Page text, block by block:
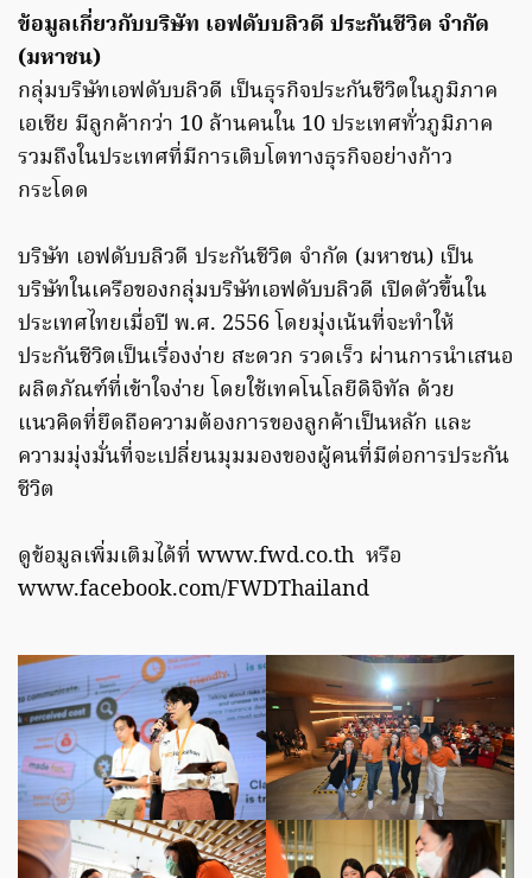
ข้อมูลเกี่ยวกับบริษัท เอฟดับบลิวดี ประกันชีวิต จำกัด
(มหาชน)
กลุ่มบริษัทเอฟดับบลิวดี เป็นธุรกิจประกันชีวิตในภูมิภาค
เอเชีย มีลูกค้ากว่า 10 ล้านคนใน 10 ประเทศทั่วภูมิภาค
รวมถึงในประเทศที่มีการเติบโตทางธุรกิจอย่างก้าว
กระโดด
บริษัท เอฟดับบลิวดี ประกันชีวิต จำกัด (มหาชน) เป็น
บริษัทในเครือของกลุ่มบริษัทเอฟดับบลิวดี เปิดตัวขึ้นใน
ประเทศไทยเมื่อปี พ.ศ. 2556 โดยมุ่งเน้นที่จะทำให้
ประกันชีวิตเป็นเรื่องง่าย สะดวก รวดเร็ว ผ่านการนำเสนอ
ผลิตภัณฑ์ที่เข้าใจง่าย โดยใช้เทคโนโลยีดิจิทัล ด้วย
แนวคิดที่ยึดถือความต้องการของลูกค้าเป็นหลัก และ
ความมุ่งมั่นที่จะเปลี่ยนมุมมองของผู้คนที่มีต่อการประกัน
ชีวิต
ดูข้อมูลเพิ่มเติมได้ที่ www.fwd.co.th หรือ
www.facebook.com/FWDThailand